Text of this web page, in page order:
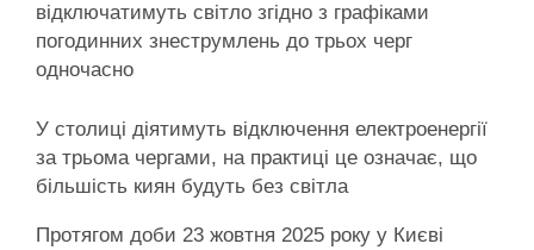
відключатимуть світло згідно з графіками
погодинних знеструмлень до трьох черг
одночасно
У столиці діятимуть відключення електроенергії
за трьома чергами, на практиці це означає, що
більшість киян будуть без світла
Протягом доби 23 жовтня 2025 року у Києві